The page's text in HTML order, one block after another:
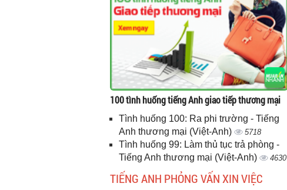
100 tình huống tiếng Anh giao tiếp thương mại
Tình huống 100: Ra phi trường - Tiếng
Anh thương mại (Việt-Anh)
5718
Tình huống 99: Làm thủ tục trả phòng -
Tiếng Anh thương mại (Việt-Anh)
4630
TIẾNG ANH PHỎNG VẤN XIN VIỆC